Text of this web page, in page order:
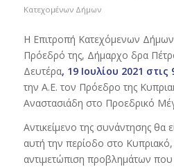
Κατεχομένων Δήμων
Η Επιτροπή Κατεχόμενων Δήμων
Πρόεδρό της, Δήμαρχο δρα
Δευτέρα, 19 Ιουλίου 2021 στις
την Α.Ε. τον Πρόεδρο της
Αναστασιάδη στο Προεδρικό
Αντικείμενο της συνάντησης θα
αυτή την περίοδο στο
αντιμετώπιση προβλημάτων